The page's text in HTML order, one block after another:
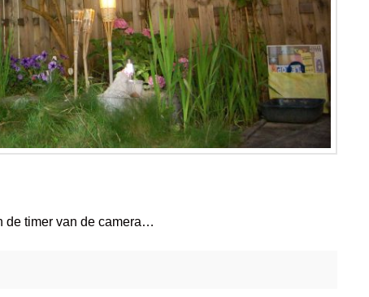
de timer van de camera…